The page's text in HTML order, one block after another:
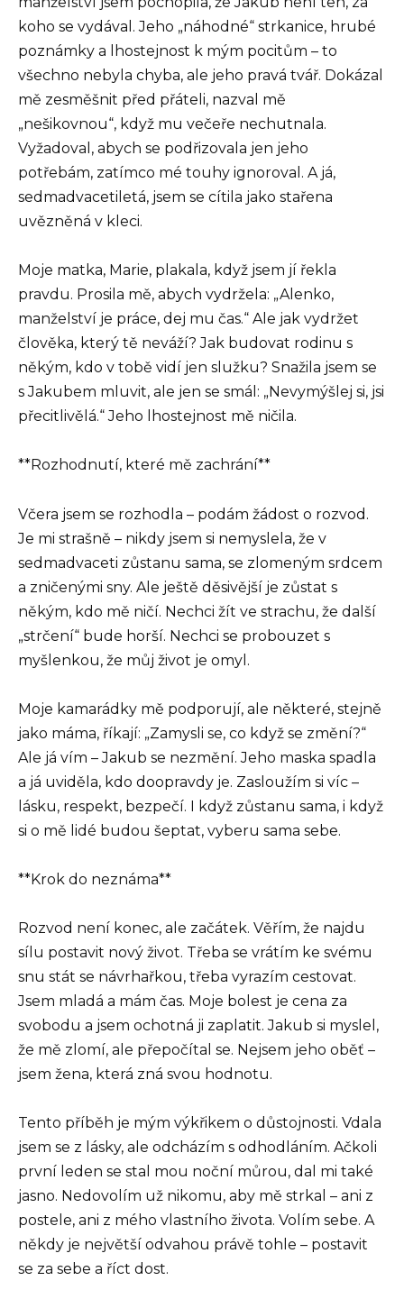
koho se vydával. Jeho „náhodné“ strkanice, hrubé
poznámky a lhostejnost k mým pocitům – to
všechno nebyla chyba, ale jeho pravá tvář. Dokázal
mě zesměšnit před přáteli, nazval mě
„nešikovnou“, když mu večeře nechutnala.
Vyžadoval, abych se podřizovala jen jeho
potřebám, zatímco mé touhy ignoroval. A já,
sedmadvacetiletá, jsem se cítila jako stařena
uvězněná v kleci.
Moje matka, Marie, plakala, když jsem jí řekla
pravdu. Prosila mě, abych vydržela: „Alenko,
manželství je práce, dej mu čas.“ Ale jak vydržet
člověka, který tě neváží? Jak budovat rodinu s
někým, kdo v tobě vidí jen služku? Snažila jsem se
s Jakubem mluvit, ale jen se smál: „Nevymýšlej si, jsi
přecitlivělá.“ Jeho lhostejnost mě ničila.
**Rozhodnutí, které mě zachrání**
Včera jsem se rozhodla – podám žádost o rozvod.
Je mi strašně – nikdy jsem si nemyslela, že v
sedmadvaceti zůstanu sama, se zlomeným srdcem
a zničenými sny. Ale ještě děsivější je zůstat s
někým, kdo mě ničí. Nechci žít ve strachu, že další
„strčení“ bude horší. Nechci se probouzet s
myšlenkou, že můj život je omyl.
Moje kamarádky mě podporují, ale některé, stejně
jako máma, říkají: „Zamysli se, co když se změní?“
Ale já vím – Jakub se nezmění. Jeho maska spadla
a já uviděla, kdo doopravdy je. Zasloužím si víc –
lásku, respekt, bezpečí. I když zůstanu sama, i když
si o mě lidé budou šeptat, vyberu sama sebe.
**Krok do neznáma**
Rozvod není konec, ale začátek. Věřím, že najdu
sílu postavit nový život. Třeba se vrátím ke svému
snu stát se návrhařkou, třeba vyrazím cestovat.
Jsem mladá a mám čas. Moje bolest je cena za
svobodu a jsem ochotná ji zaplatit. Jakub si myslel,
že mě zlomí, ale přepočítal se. Nejsem jeho oběť –
jsem žena, která zná svou hodnotu.
Tento příběh je mým výkřikem o důstojnosti. Vdala
jsem se z lásky, ale odcházím s odhodláním. Ačkoli
první leden se stal mou noční můrou, dal mi také
jasno. Nedovolím už nikomu, aby mě strkal – ani z
postele, ani z mého vlastního života. Volím sebe. A
někdy je největší odvahou právě tohle – postavit
se za sebe a říct dost.